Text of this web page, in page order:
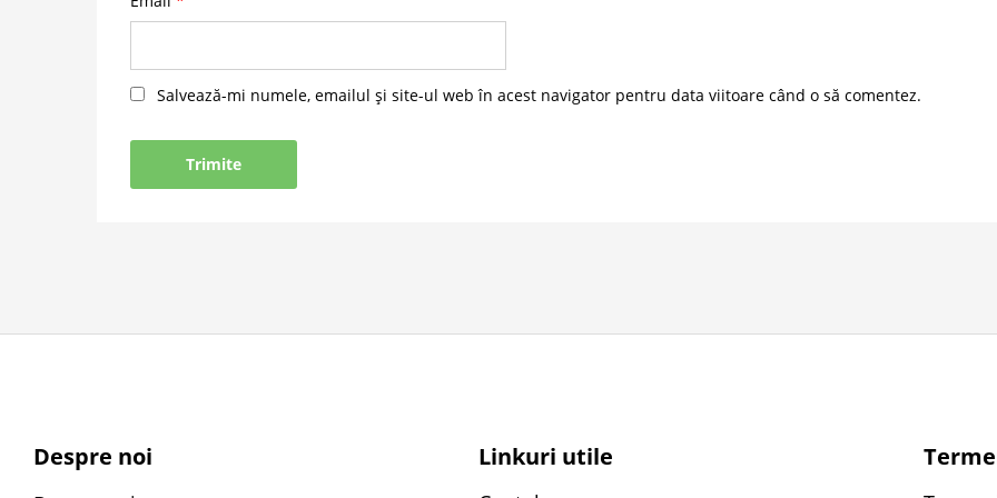
Salvează-mi numele, emailul și site-ul web în acest navigator pentru data viitoare când o să comentez.
Despre noi Linkuri utile